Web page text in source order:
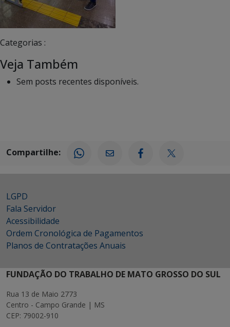
Categorias :
Veja Também
Sem posts recentes disponíveis.
Compartilhe:
LGPD
Fala Servidor
Acessibilidade
Ordem Cronológica de Pagamentos
Planos de Contratações Anuais
FUNDAÇÃO DO TRABALHO DE MATO GROSSO DO SUL
Rua 13 de Maio 2773
Centro - Campo Grande | MS
CEP: 79002-910